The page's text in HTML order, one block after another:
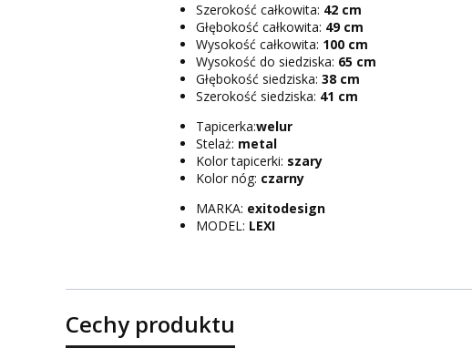
Szerokość całkowita: 42 cm
Głębokość całkowita: 49 cm
Wysokość całkowita: 100 cm
Wysokość do siedziska: 65 cm
Głębokość siedziska: 38 cm
Szerokość siedziska: 41 cm
Tapicerka:welur
Stelaż: metal
Kolor tapicerki: szary
Kolor nóg: czarny
MARKA: exitodesign
MODEL: LEXI
Cechy produktu